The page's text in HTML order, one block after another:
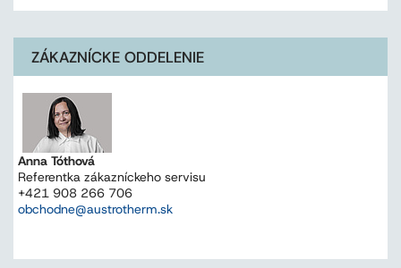
ZÁKAZNÍCKE ODDELENIE
Anna Tóthová
Referentka zákazníckeho servisu
+421 908 266 706
obchodne@austrotherm.sk